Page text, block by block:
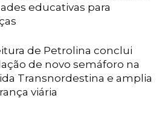
educativas para
de Petrolina conclui
de novo semáforo na
Transnordestina e amplia
viária